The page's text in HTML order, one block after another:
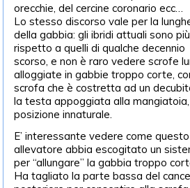
orecchie, del cercine coronario ecc…
Lo stesso discorso vale per la
della gabbia: gli ibridi attuali sono
rispetto a quelli di qualche decennio
scorso, e non è raro vedere scrofe
alloggiate in gabbie troppo corte,
scrofa che è costretta ad un
la testa appoggiata alla mangiatoia,
posizione innaturale.
E’ interessante vedere come questo
allevatore abbia escogitato un
per “allungare” la gabbia troppo
Ha tagliato la parte bassa del